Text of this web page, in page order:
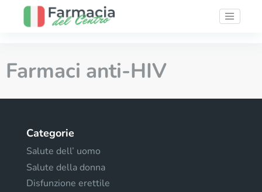
Farmaci anti-HIV
Categorie
Salute dell’ uomo
Salute della donna
Disfunzione erettile